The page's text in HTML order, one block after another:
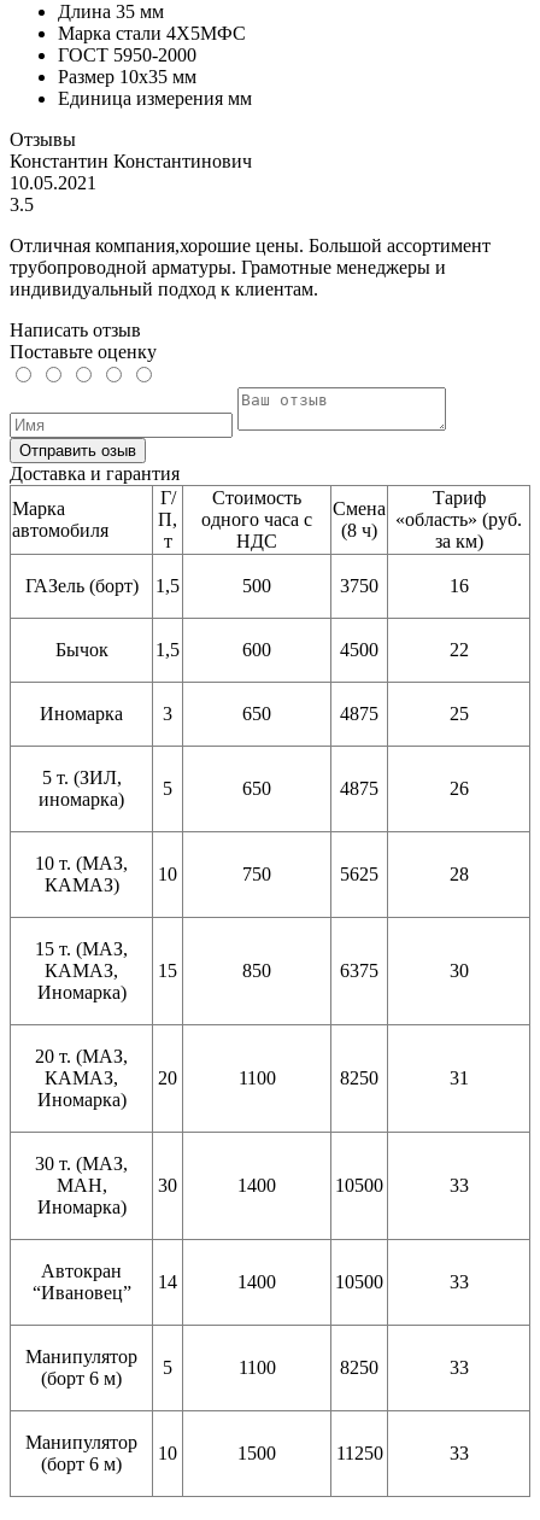
Длина 35 мм
Марка стали 4Х5МФС
ГОСТ 5950-2000
Размер 10x35 мм
Единица измерения мм
Отзывы
Константин Константинович
10.05.2021
3.5
Отличная компания,хорошие цены. Большой ассортимент
трубопроводной арматуры. Грамотные менеджеры и
индивидуальный подход к клиентам.
Написать отзыв
Поставьте оценку
Отправить озыв
Доставка и гарантия
Марка
автомобиля
Г/
П,
т
Стоимость
одного часа с
НДС
Смена
(8 ч)
Тариф
«область» (руб.
за км)
ГАЗель (борт) 1,5 500 3750 16
Бычок 1,5 600 4500 22
Иномарка 3 650 4875 25
5 т. (ЗИЛ,
иномарка)
5 650 4875 26
10 т. (МАЗ,
КАМАЗ)
10 750 5625 28
15 т. (МАЗ,
КАМАЗ,
Иномарка)
15 850 6375 30
20 т. (МАЗ,
КАМАЗ,
Иномарка)
20 1100 8250 31
30 т. (МАЗ,
МАН,
Иномарка)
30 1400 10500 33
Автокран
“Ивановец”
14 1400 10500 33
Манипулятор
(борт 6 м)
5 1100 8250 33
Манипулятор
(борт 6 м)
10 1500 11250 33